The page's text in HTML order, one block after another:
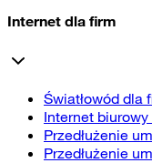
Internet dla firm
Światłowód dla
Internet biurowy
Przedłużenie
Przedłużenie